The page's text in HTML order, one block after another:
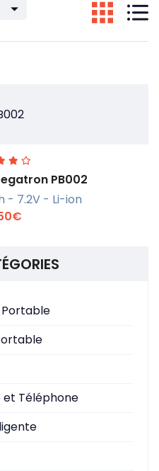
+
PB002
- 7.2V - Li-ion
Téléphone